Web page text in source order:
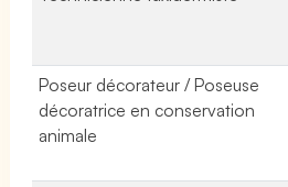
Poseur décorateur / Poseuse
décoratrice en conservation
animale